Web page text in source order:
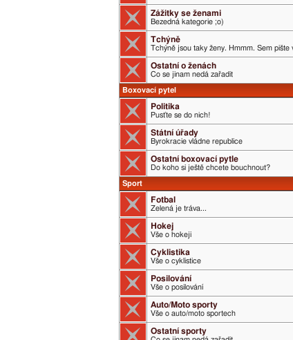
Zážitky se ženami
Bezedná kategorie ;o)
Tchýně
Tchýně jsou taky ženy. Hmmm. Sem pište
Ostatní o ženách
Co se jinam nedá zařadit
Boxovací pytel
Politika
Pusťte se do nich!
Státní úřady
Byrokracie vládne republice
Ostatní boxovací pytle
Do koho si ještě chcete bouchnout?
Sport
Fotbal
Zelená je tráva...
Hokej
Vše o hokeji
Cyklistika
Vše o cyklistice
Posilování
Vše o posilování
Auto/Moto sporty
Vše o auto/moto sportech
Ostatní sporty